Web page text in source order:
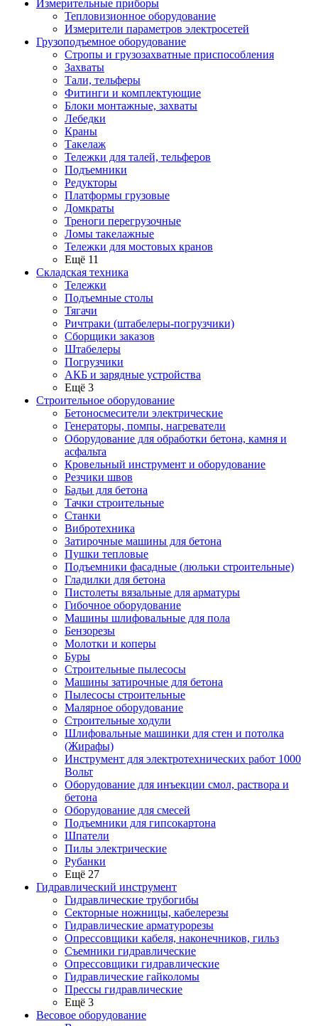
Измерительные приборы
Тепловизионное оборудование
Измерители параметров электросетей
Грузоподъемное оборудование
Стропы и грузозахватные приспособления
Захваты
Тали, тельферы
Фитинги и комплектующие
Блоки монтажные, захваты
Лебедки
Краны
Такелаж
Тележки для талей, тельферов
Подъемники
Редукторы
Платформы грузовые
Домкраты
Треноги перегрузочные
Ломы такелажные
Тележки для мостовых кранов
Ещё 11
Складская техника
Тележки
Подъемные столы
Тягачи
Ричтраки (штабелеры-погрузчики)
Сборщики заказов
Штабелеры
Погрузчики
АКБ и зарядные устройства
Ещё 3
Строительное оборудование
Бетоносмесители электрические
Генераторы, помпы, нагреватели
Оборудование для обработки бетона, камня и
асфальта
Кровельный инструмент и оборудование
Резчики швов
Бадьи для бетона
Тачки строительные
Станки
Вибротехника
Затирочные машины для бетона
Пушки тепловые
Подъемники фасадные (люльки строительные)
Гладилки для бетона
Пистолеты вязальные для арматуры
Гибочное оборудование
Машины шлифовальные для пола
Бензорезы
Молотки и коперы
Буры
Строительные пылесосы
Машины затирочные для бетона
Пылесосы строительные
Малярное оборудование
Строительные ходули
Шлифовальные машинки для стен и потолка
(Жирафы)
Инструмент для электротехнических работ 1000
Вольт
Оборудование для инъекции смол, раствора и
бетона
Оборудование для смесей
Подъемники для гипсокартона
Шпатели
Пилы электрические
Рубанки
Ещё 27
Гидравлический инструмент
Гидравлические трубогибы
Секторные ножницы, кабелерезы
Гидравлические арматурорезы
Опрессовщики кабеля, наконечников, гильз
Съемники гидравлические
Опрессовщики гидравлические
Гидравлические гайколомы
Прессы гидравлические
Ещё 3
Весовое оборудование